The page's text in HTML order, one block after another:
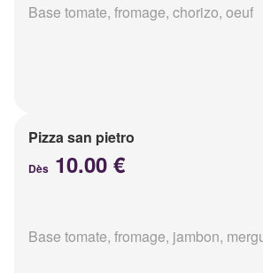
Base tomate, fromage, chorizo, oeuf
Pizza san pietro
Dès 10.00 €
Base tomate, fromage, jambon,